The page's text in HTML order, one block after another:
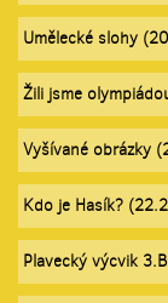
Umělecké slohy
Žili jsme
Vyšívané obrázky
Kdo je Hasík?
Plavecký výcvik